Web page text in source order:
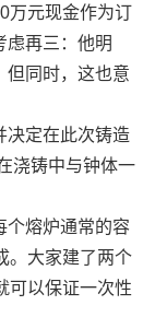
元现金作为订
虑再三：他明
但同时，这也意
定在此次铸造
浇铸中与钟体一
熔炉通常的容
。大家建了两个
可以保证一次性